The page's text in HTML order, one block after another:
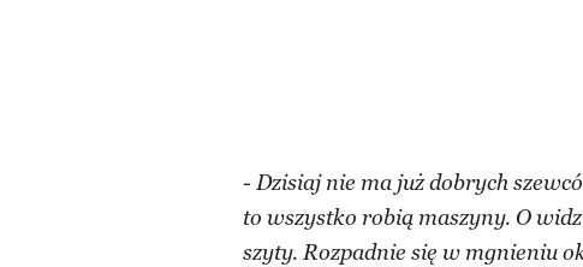
- Dzisiaj nie ma już dobrych
to wszystko robią maszyny. O
szyty. Rozpadnie się w mgnieniu